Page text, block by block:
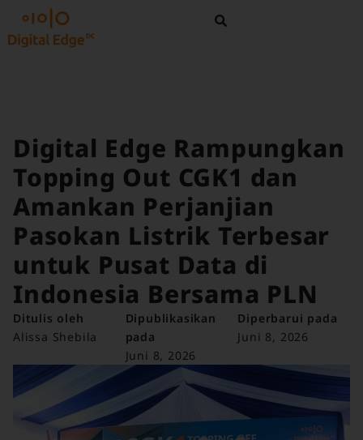
Digital Edge Rampungkan
Topping Out CGK1 dan
Amankan Perjanjian
Pasokan Listrik Terbesar
untuk Pusat Data di
Indonesia Bersama PLN
Ditulis oleh
Alissa Shebila
Dipublikasikan
pada
Juni 8, 2026
Diperbarui pada
Juni 8, 2026